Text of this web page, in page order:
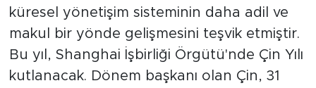
küresel yönetişim sisteminin daha adil ve
makul bir yönde gelişmesini teşvik etmiştir.
Bu yıl, Shanghai İşbirliği Örgütü'nde Çin Yılı
kutlanacak. Dönem başkanı olan Çin, 31